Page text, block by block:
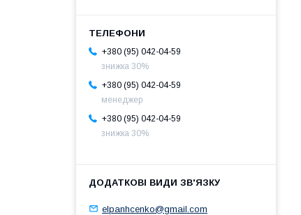
+380 (95) 042-04-59
знижка 30%
+380 (95) 042-04-59
менеджер
+380 (95) 042-04-59
знижка 30%
elpanhcenko@gmail.com